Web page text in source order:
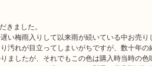
きました。
い梅雨入りして以来雨が続いている中お売り
汚れが目立ってしまいがちですが、数十年の
ましたが、それでもこの色は購入時当時の色